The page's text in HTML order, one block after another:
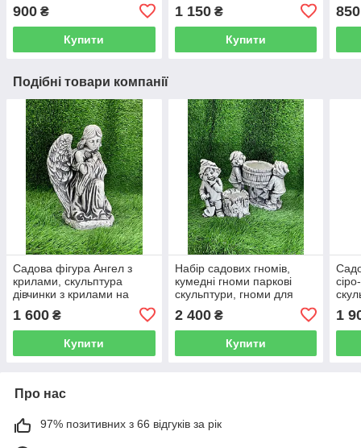
роботи
900 ₴
Купити
1 150₴
Купити
850
Подібні товари компанії
Садова фігура Ангел з
крилами, скульптура
дівчинки з крилами на
статуетка сіро-чорного
кольору ручного
1 600 ₴
Купити
Набір садових гномів,
кумедні гноми паркові
скульптури, гноми для
саду сіро-чорного кольору
2 400₴
Купити
1
Про нас
97% позитивних з 66 відгуків за рік